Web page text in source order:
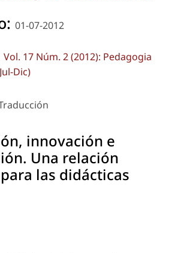
01-07-2012
Vol. 17 Núm. 2 (2012): Pedagogia
Dic)
innovación e
Una relación
las didácticas